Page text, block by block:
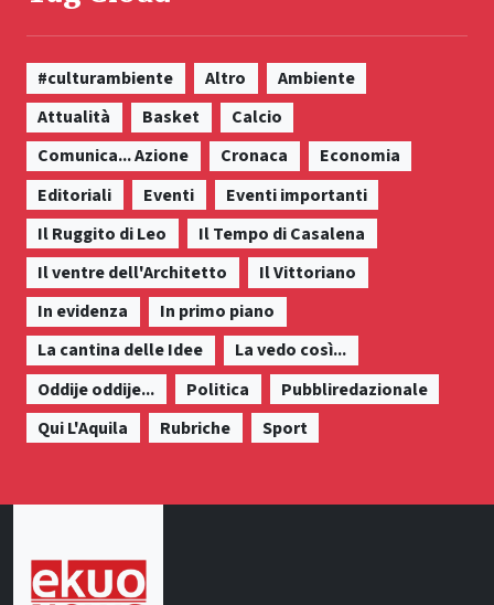
#culturambiente Altro
Ambiente
Attualità
Basket
Calcio
Comunica... Azione
Cronaca
Economia
Editoriali
Eventi
Eventi importanti
Il Ruggito di Leo
Il Tempo di Casalena
Il ventre dell'Architetto
Il Vittoriano
In evidenza
In primo piano
La cantina delle Idee
La vedo così...
Oddije oddije...
Politica
Pubbliredazionale
Qui L'Aquila
Rubriche Sport